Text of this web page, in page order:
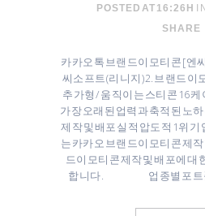
POSTED AT 16:26H IN
SHARE
카카오톡 브랜드이모티콘 [ 엔
씨소프트(리니지) 2. 브랜드이
추가형 / 움직이는 스티콘 16
가장 오래된 업력과 축적된 노
제작 및 배포 실적 압도적 1위
는 카카오 브랜드이모티콘 제
드이모티콘 제작 및 배포에 대
합니다. 업종별 포트폴